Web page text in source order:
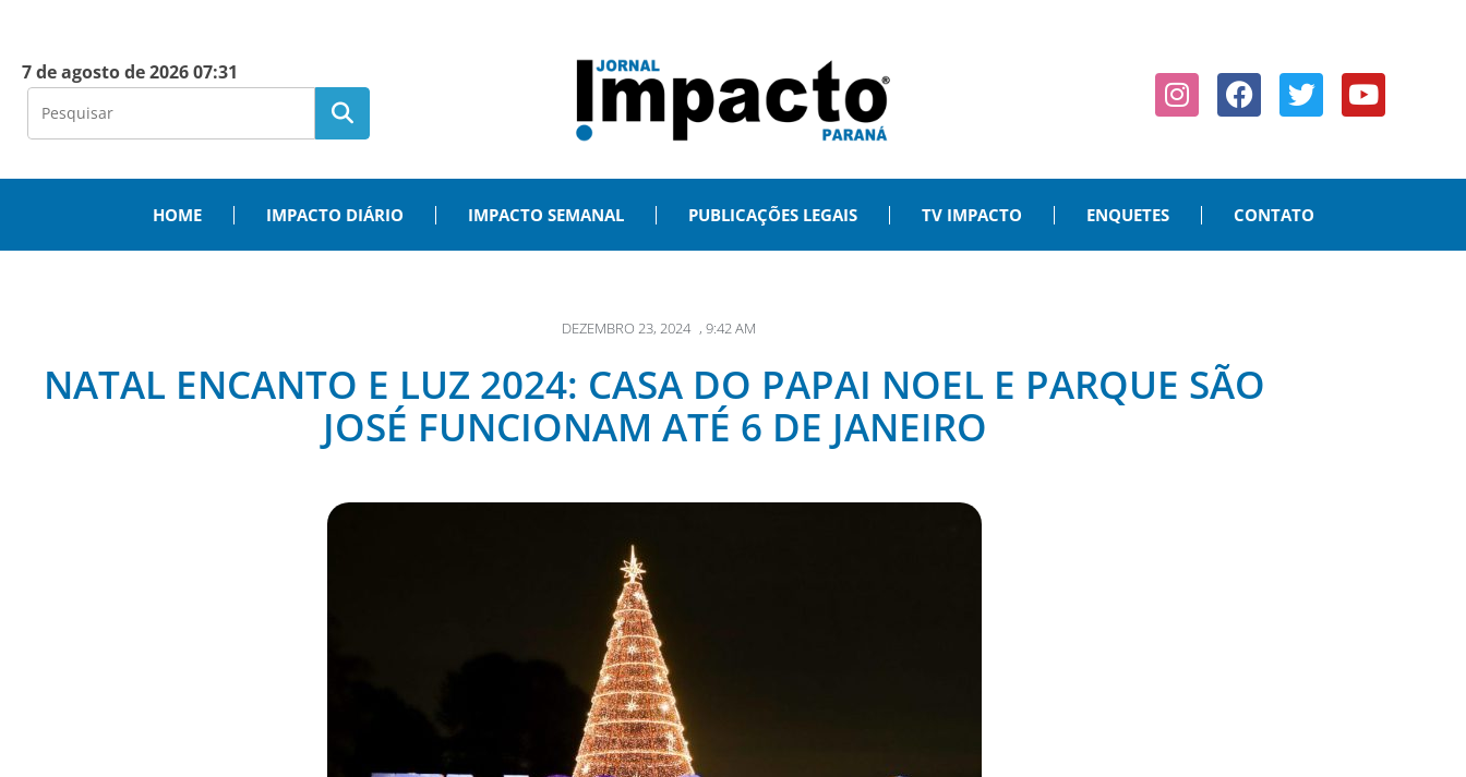
7 de agosto de 2026 07:31
HOME IMPACTO DIÁRIO IMPACTO SEMANAL PUBLICAÇÕES LEGAIS TV IMPACTO ENQUETES CONTATO
DEZEMBRO 23, 2024 , 9:42 AM
NATAL ENCANTO E LUZ 2024: CASA DO PAPAI NOEL E PARQUE SÃO
JOSÉ FUNCIONAM ATÉ 6 DE JANEIRO